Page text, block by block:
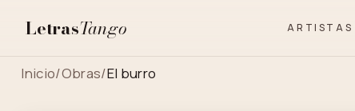
LetrasTango ARTISTAS
Inicio/Obras/El burro